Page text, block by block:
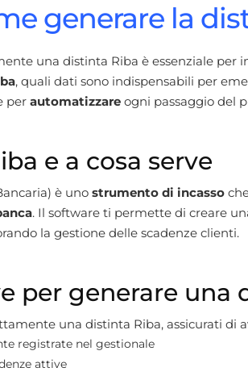
generare la
una distinta Riba è essenziale per
, quali dati sono indispensabili per
per automatizzareogni passaggio del
e a cosa serve
è uno strumento di incasso
. Il software ti permette di creare
la gestione delle scadenze clienti.
per generare una
una distinta Riba, assicurati di
registrate nel gestionale
attive